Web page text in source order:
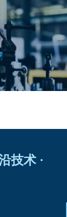
技术 ·